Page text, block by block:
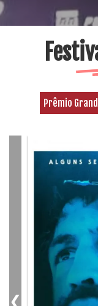
Prêmio
❮